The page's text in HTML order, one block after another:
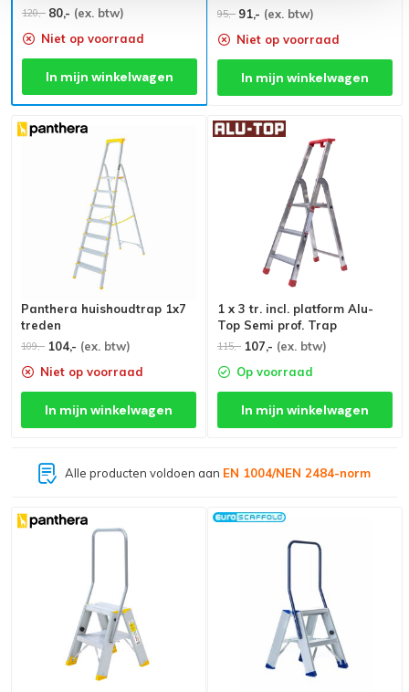
120,- 80,- (ex. btw)
Niet op voorraad
In mijn winkelwagen
95,- 91,- (ex. btw)
Niet op voorraad
In mijn winkelwagen
Panthera huishoudtrap 1x7
treden
109,- 104,- (ex. btw)
Niet op voorraad
In mijn winkelwagen
1 x 3 tr. incl. platform Alu-
Top Semi prof. Trap
115,- 107,- (ex. btw)
Op voorraad
In mijn winkelwagen
Alle producten voldoen aan EN 1004/NEN 2484-norm